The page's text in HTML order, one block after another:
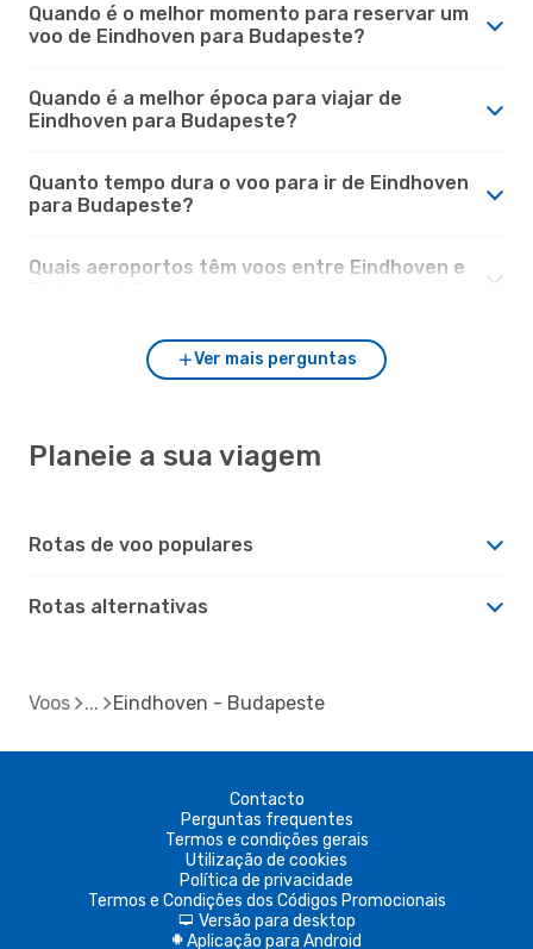
Quando é o melhor momento para reservar um
voo de Eindhoven para Budapeste?
Quando é a melhor época para viajar de
Eindhoven para Budapeste?
Quanto tempo dura o voo para ir de Eindhoven
para Budapeste?
Quais aeroportos têm voos entre Eindhoven e
Ver mais perguntas
Planeie a sua viagem
Rotas de voo populares
Rotas alternativas
Voos Eindhoven - Budapeste
Contacto
Perguntas frequentes
Termos e condições gerais
Utilização de cookies
Política de privacidade
Termos e Condições dos Códigos Promocionais
d Versão para desktop
A Aplicação para Android